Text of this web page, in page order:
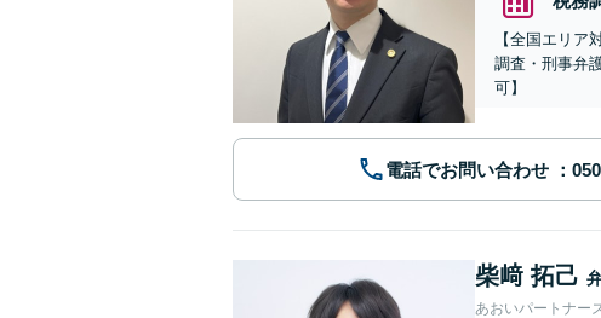
【全国エリ
調査・刑事弁
可】
電話でお問い合わせ
柴﨑 拓己
あおいパートナー